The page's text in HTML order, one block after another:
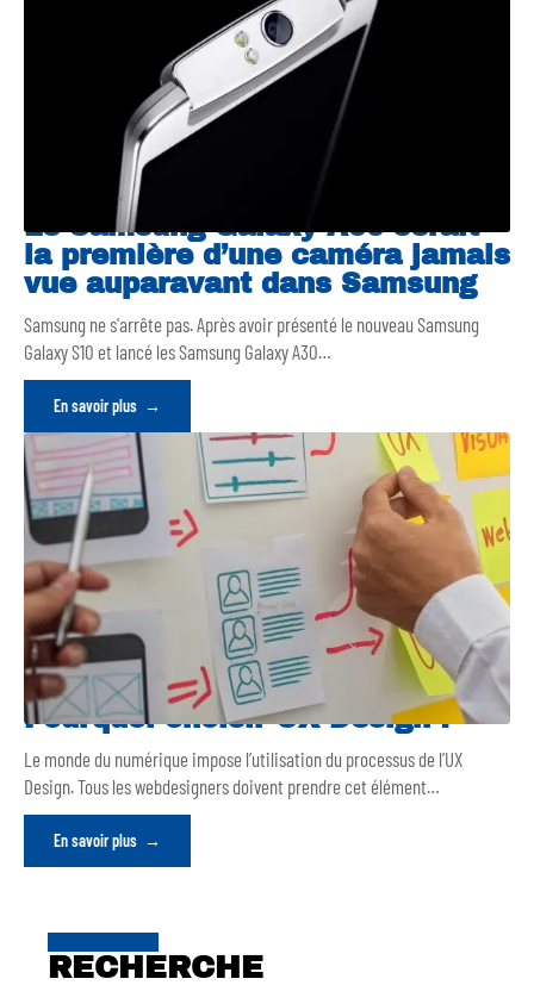
Le Samsung Galaxy A90 serait
la première d’une caméra jamais
vue auparavant dans Samsung
Samsung ne s'arrête pas. Après avoir présenté le nouveau Samsung
Galaxy S10 et lancé les Samsung Galaxy A30…
En savoir plus
Pourquoi choisir UX Design ?
Le monde du numérique impose l’utilisation du processus de l’UX
Design. Tous les webdesigners doivent prendre cet élément…
En savoir plus
RECHERCHE